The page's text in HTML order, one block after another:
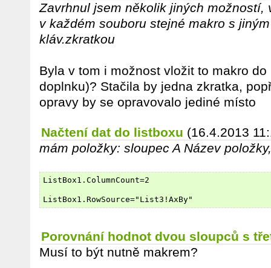
Zavrhnul jsem několik jiných možností,
v každém souboru stejné makro s
kláv.zkratkou
Byla v tom i možnost vložit to makro do
doplnku)? Stačila by jedna zkratka,
opravy by se opravovalo jediné místo
Načtení dat do listboxu (16.4.2013
mám položky: sloupec A Název
ListBox1.ColumnCount=2
ListBox1.RowSource="List3!AxBy"
Porovnání hodnot dvou sloupců s
Musí to být nutně makrem?